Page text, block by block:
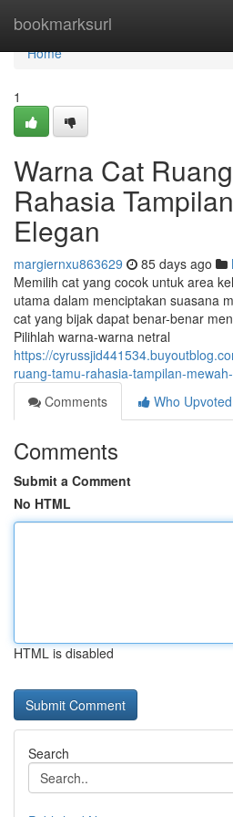
bookmarksurl
Home
Home
1
Warna Cat
Rahasia
Elegan
margiernxu863629 85 days ago
Memilih cat yang cocok untuk area
utama dalam menciptakan suasana
cat yang bijak dapat benar-benar
Pilihlah warna-warna netral
https://
ruang-tamu-rahasia-tampilan-
Comments
Who Upvoted
Comments
Submit a Comment
No HTML
HTML is disabled
Search